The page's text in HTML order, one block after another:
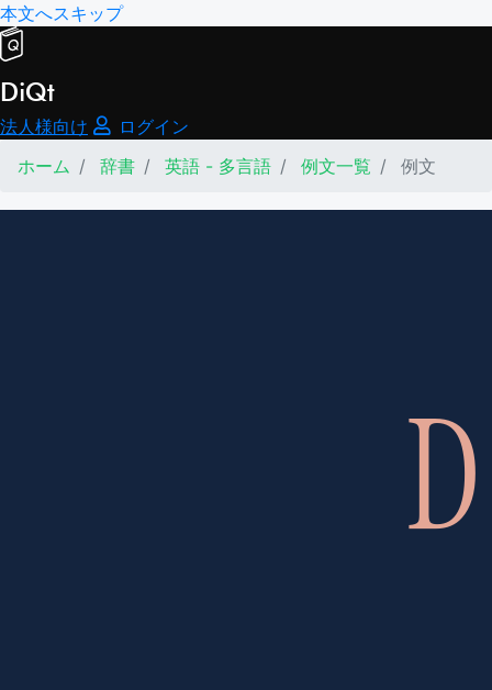
本文へスキップ
DiQt
法人様向け
ログイン
ホーム
辞書 英語 - 多言語 例文一覧 例文